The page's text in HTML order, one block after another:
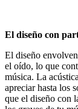
El diseño con
El diseño
el oído, lo que
música. La
apreciar hasta los
que el diseño con